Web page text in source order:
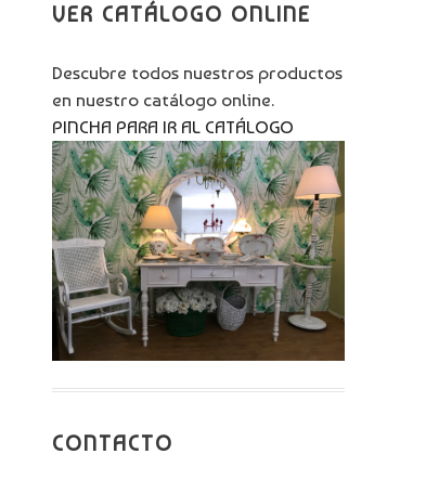
VER CATÁLOGO ONLINE
Descubre todos nuestros productos
en nuestro catálogo online.
PINCHA PARA IR AL CATÁLOGO
CONTACTO